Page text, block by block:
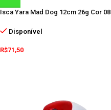
Isca Yara Mad Dog 12cm 26g Cor 08
Disponível
R$71,50